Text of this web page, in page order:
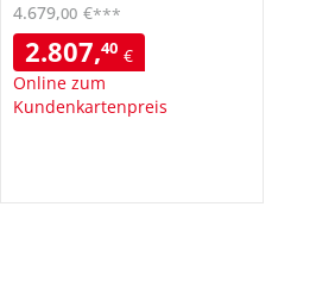
2.807,40 €
Online zum
Kundenkartenpreis
4.679,00 €***